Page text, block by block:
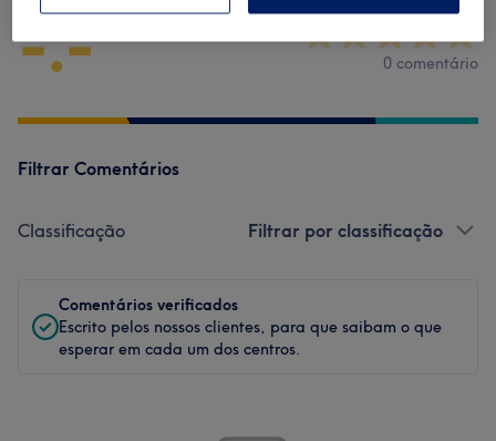
-.- 0 comentário
Filtrar Comentários
Classificação Filtrar por classificação
Comentários verificados
Escrito pelos nossos clientes, para que saibam o que
esperar em cada um dos centros.